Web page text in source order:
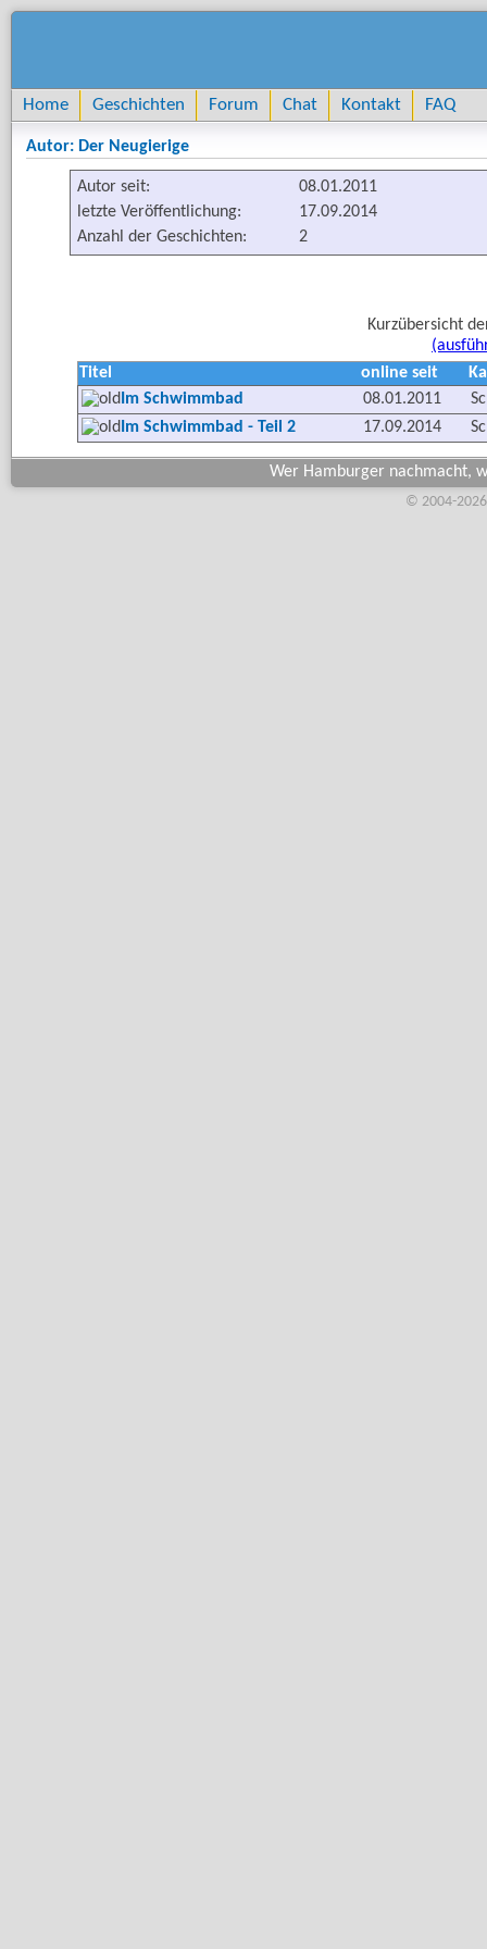
Home Geschichten Forum Chat Kontakt FAQ
Autor: Der Neugierige
Autor seit:
08.01.2011
letzte Veröffentlichung:
17.09.2014
Anzahl der Geschichten:
2
Kurzübersicht
Titel
online seit
Im Schwimmbad
08.01.2011
Im Schwimmbad - Teil 2
17.09.2014
Wer Hamburger nachmacht,
© 2004-